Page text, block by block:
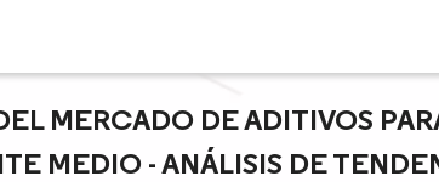
MERCADO DE ADITIVOS
MEDIO - ANÁLISIS DE